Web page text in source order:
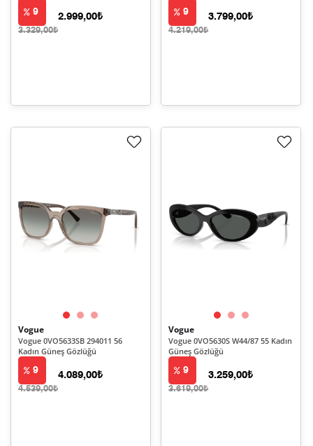
9
3.329,00₺
2.999,00₺ 9
4.219,00₺
3.799,00₺
Vogue
Vogue 0VO5633SB 294011 56
Kadın Güneş Gözlüğü
9
4.539,00₺
4.089,00₺
Vogue
Vogue 0VO5630S W44/87 55 Kadın
Güneş Gözlüğü
9
3.619,00₺
3.259,00₺